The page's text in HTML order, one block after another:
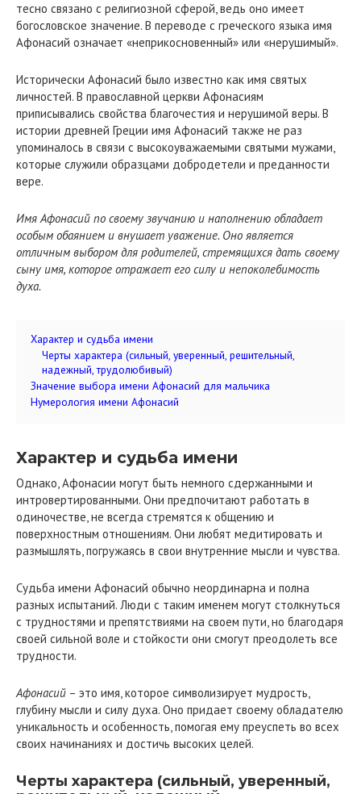
тесно связано с религиозной сферой, ведь оно имеет
богословское значение. В переводе с греческого языка имя
Афонасий означает «неприкосновенный» или «нерушимый».
Исторически Афонасий было известно как имя святых
личностей. В православной церкви Афонасиям
приписывались свойства благочестия и нерушимой веры. В
истории древней Греции имя Афонасий также не раз
упоминалось в связи с высокоуважаемыми святыми мужами,
которые служили образцами добродетели и преданности
вере.
Имя Афонасий по своему звучанию и наполнению обладает
особым обаянием и внушает уважение. Оно является
отличным выбором для родителей, стремящихся дать своему
сыну имя, которое отражает его силу и непоколебимость
духа.
Характер и судьба имени
Черты характера (сильный, уверенный, решительный,
надежный, трудолюбивый)
Значение выбора имени Афонасий для мальчика
Нумерология имени Афонасий
Характер и судьба имени
Однако, Афонасии могут быть немного сдержанными и
интровертированными. Они предпочитают работать в
одиночестве, не всегда стремятся к общению и
поверхностным отношениям. Они любят медитировать и
размышлять, погружаясь в свои внутренние мысли и чувства.
Судьба имени Афонасий обычно неординарна и полна
разных испытаний. Люди с таким именем могут столкнуться
с трудностями и препятствиями на своем пути, но благодаря
своей сильной воле и стойкости они смогут преодолеть все
трудности.
Афонасий – это имя, которое символизирует мудрость,
глубину мысли и силу духа. Оно придает своему обладателю
уникальность и особенность, помогая ему преуспеть во всех
своих начинаниях и достичь высоких целей.
Черты характера (сильный, уверенный,